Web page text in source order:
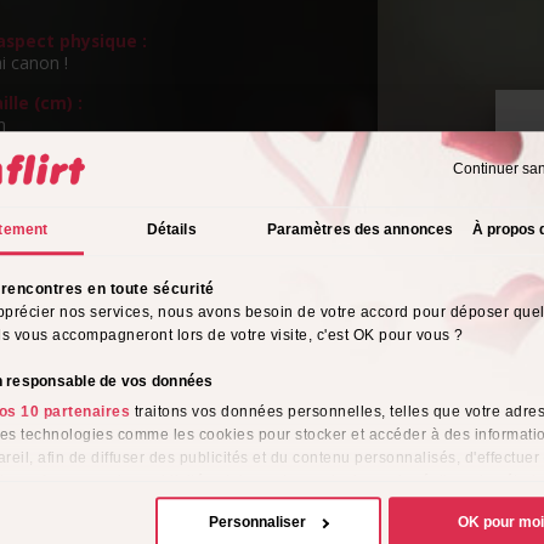
Continuer
Détails Paramètres des annonces À propos
en toute sécurité
nos services, nous avons besoin de votre accord pour déposer
vous accompagneront lors de votre visite, c'est OK pour vous ?
responsable de vos données
10 partenaires traitons vos données personnelles, telles que votre
technologies comme les cookies pour stocker et accéder à des
afin de diffuser des publicités et du contenu personnalisés, d'effectuer
favorisant ainsi le développement de services. Vous avez le choix quant
de vos données et à leurs finalités. Vous pouvez modifier ou retirer votre
Personnaliser OK pour moi
physique :
canon !
(cm) :
de cheveux :
:
sexuelle :
vestimentaire :